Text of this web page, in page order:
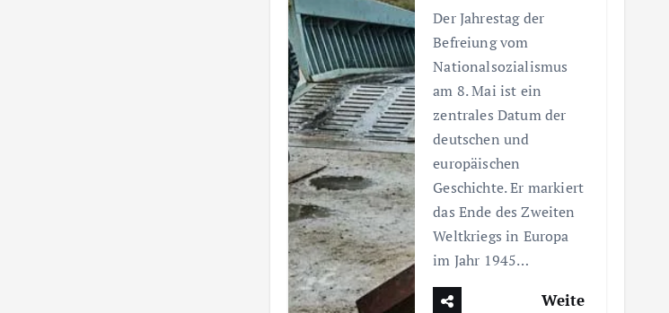
Der Jahrestag der
Befreiung vom
Nationalsozialismus
am 8. Mai ist ein
zentrales Datum der
deutschen und
europäischen
Geschichte. Er markiert
das Ende des Zweiten
Weltkriegs in Europa
im Jahr 1945…
Weite